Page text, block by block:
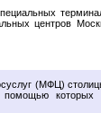
центров
(МФЦ)
которых